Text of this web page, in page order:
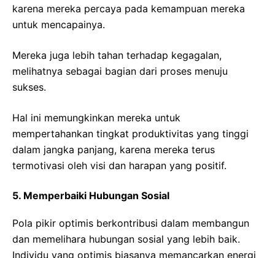
karena mereka percaya pada kemampuan mereka
untuk mencapainya.
Mereka juga lebih tahan terhadap kegagalan,
melihatnya sebagai bagian dari proses menuju
sukses.
Hal ini memungkinkan mereka untuk
mempertahankan tingkat produktivitas yang tinggi
dalam jangka panjang, karena mereka terus
termotivasi oleh visi dan harapan yang positif.
5. Memperbaiki Hubungan Sosial
Pola pikir optimis berkontribusi dalam membangun
dan memelihara hubungan sosial yang lebih baik.
Individu yang optimis biasanya memancarkan energi